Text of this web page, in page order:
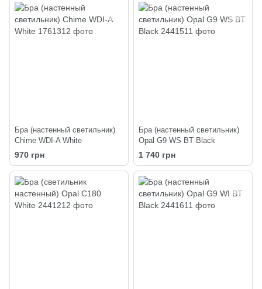
Бра (настенный светильник)
Chime WDI-A White
970 грн
Бра (настенный светильник)
Opal G9 WS BT Black
1 740 грн